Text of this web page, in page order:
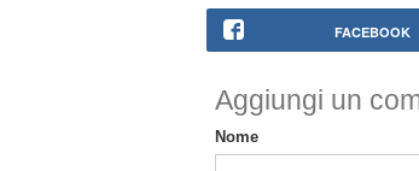
FACEBOOK
Aggiungi un
Nome